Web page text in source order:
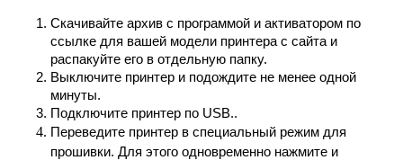
Скачивайте архив с программой и активатором по
ссылке для вашей модели принтера с сайта и
распакуйте его в отдельную папку.
Выключите принтер и подождите не менее одной
минуты.
Подключите принтер по USB..
Переведите принтер в специальный режим для
прошивки. Для этого одновременно нажмите и